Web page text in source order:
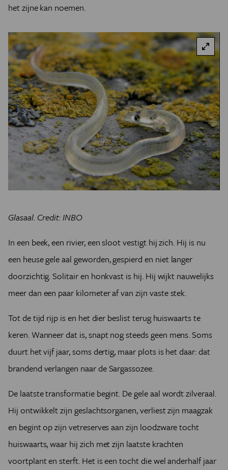
het zijne kan noemen.
Glasaal. Credit: INBO
In een beek, een rivier, een sloot vestigt hij zich. Hij is nu
een heuse gele aal geworden, gespierd en niet langer
doorzichtig. Solitair en honkvast is hij. Hij wijkt nauwelijks
meer dan een paar kilometer af van zijn vaste stek.
Tot de tijd rijp is en het dier beslist terug huiswaarts te
keren. Wanneer dat is, snapt nog steeds geen mens. Soms
duurt het vijf jaar, soms dertig, maar plots is het daar: dat
brandend verlangen naar de Sargassozee.
De laatste transformatie begint. De gele aal wordt zilveraal.
Hij ontwikkelt zijn geslachtsorganen, verliest zijn maagzak
en begint op zijn vetreserves aan zijn loodzware tocht
huiswaarts, waar hij zich met zijn laatste krachten
voortplant en sterft. Het is een tocht die wel anderhalf jaar